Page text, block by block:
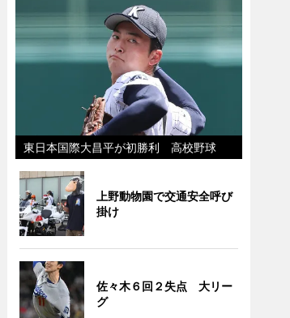
東日本国際大昌平が初勝利 高校野球
上野動物園で交通安全呼び
掛け
佐々木６回２失点 大リー
グ